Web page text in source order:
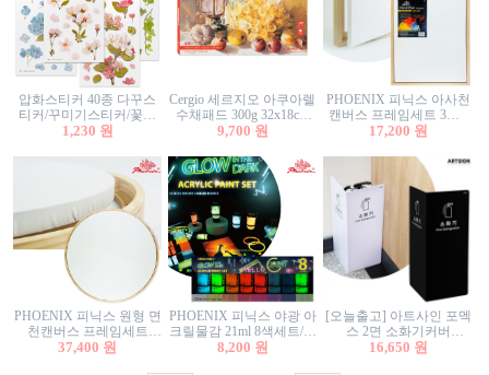
압화스티커 40종 다꾸스
티커/꾸미기스티커/꽃스
티커/압화꽃책갈피/팬시
1,230 원
Cergio 세르지오 아쿠아렐
수채패드 300g 32x18cm
12매 1면제본
9,700 원
PHOENIX 피닉스 아사천
캔버스 프레임세트 3호F
27.3x22cm 캔버스와 올림
17,200 원
PHOENIX 피닉스 원형 면
천캔버스 프레임세트
40cm/원형캔버스/플로팅
37,400 원
PHOENIX 피닉스 야광 아
크릴물감 21ml 8색세트/야
광물감
8,200 원
[오늘출고] 아트사인 포멕
스 2면 소화기커버
1470/1471/소화기커버/소
16,650 원